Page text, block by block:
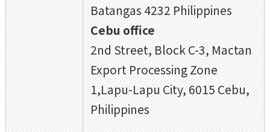
Batangas 4232 Philippines
Cebu office
2nd Street, Block C-3, Mactan
Export Processing Zone
1,Lapu-Lapu City, 6015 Cebu,
Philippines